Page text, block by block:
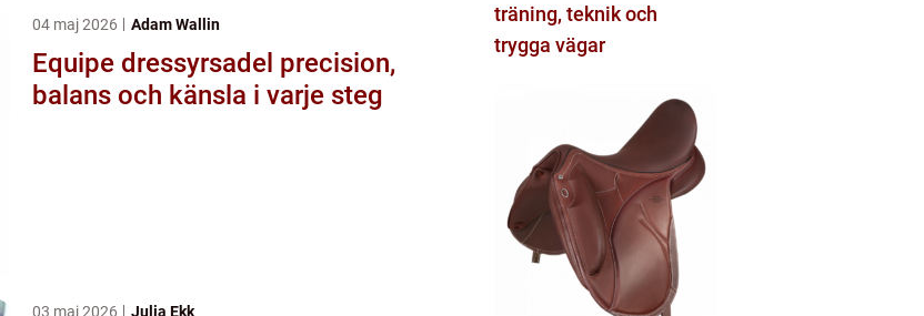
04 maj 2026 Adam Wallin
Equipe dressyrsadel precision,
balans och känsla i varje steg
03 maj 2026 Julia Ekk
träning, teknik och
trygga vägar